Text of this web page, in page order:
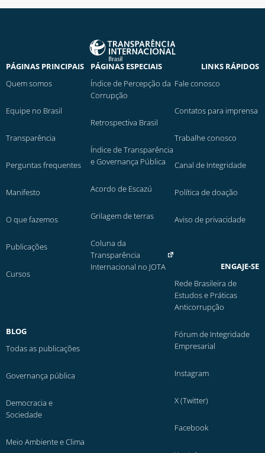
PÁGINAS PRINCIPAIS
Quem somos
Equipe no Brasil
Transparência
Perguntas frequentes
Manifesto
O que fazemos
Publicações
Cursos
BLOG
Todas as publicações
Governança pública
Democracia e
Sociedade
Meio Ambiente e Clima
PÁGINAS ESPECIAIS
Índice de Percepção da
Corrupção
Retrospectiva Brasil
Índice de Transparência
e Governança Pública
Acordo de Escazú
Grilagem de terras
Coluna da
Transparência
Internacional no JOTA
LINKS RÁPIDOS
Fale conosco
Contatos para imprensa
Trabalhe conosco
Canal de Integridade
Política de doação
Aviso de privacidade
ENGAJE-SE
Rede Brasileira de
Estudos e Práticas
Anticorrupção
Fórum de Integridade
Empresarial
Instagram
X (Twitter)
Facebook